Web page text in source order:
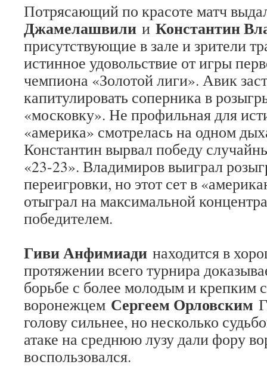
Потрясающий по красоте матч
Джамелашвили и Константин
присутствующие в зале и зрители
истинное удовольствие от игры
чемпиона «Золотой лиги». Авик
капитулировать соперника в
«московку». Не профильная для
«америка» смотрелась на одном
Константин вырвал победу
«23-23». Владимиров выиграл
переигровки, но этот сет в
отыграл на максимальной
победителем.
Гиви Анфимиади находится в
протяжении всего турнира
борьбе с более молодым и крепким
воронежцем Сергеем Орловским
голову сильнее, но несколько
атаке на среднюю лузу дали фору
воспользовался.